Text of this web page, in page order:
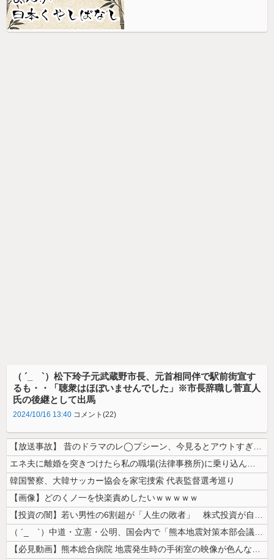
（ ´_ゝ`）松下玲子元武蔵野市長、元首相同伴で駅前街宣す
るも・・「聴衆はほぼいませんでした」※市長辞職し菅直人
氏の後継として出馬
2024/10/16 13:40 コメント(22)
【放送事故】 昔のドラマのレ◯プシーン、今見るとアウトすぎる・・・
エネ夫に離婚を突きつけたら私の職場(法律事務所)に乗り込んできた 堂々...
韓国警察、大韓サッカー協会を家宅捜索 代表監督選考巡り
【画像】どのくノ一を快楽責めしたいｗｗｗｗｗ
【投資の闇】若い男性の6割超が「人生の敗者」 株式投資が自信喪失の原因...
（ ´_ゝ`）中道・立憲・公明、国会内で「熊本地震対策本部会議」各省庁...
【必見動画】熊本総合病院 地震発生時の手術室の映像が色んな意味で衝撃的...